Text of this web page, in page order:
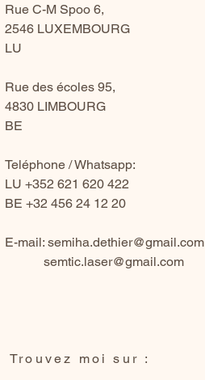
Rue C-M Spoo 6,
2546 LUXEMBOURG
LU
Rue des écoles 95,
4830 LIMBOURG
BE
Teléphone / Whatsapp:
LU +352 621 620 422
BE +32 456 24 12 20
E-mail: semiha.dethier@gmail.com
semtic.laser@gmail.com
Trouvez moi sur :